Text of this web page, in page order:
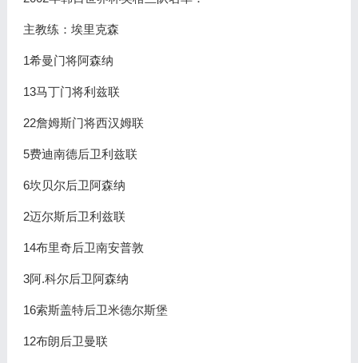
主教练：埃里克森
1希曼门将阿森纳
13马丁门将利兹联
22詹姆斯门将西汉姆联
5费迪南德后卫利兹联
6坎贝尔后卫阿森纳
2迈尔斯后卫利兹联
14布里奇后卫南安普敦
3阿.科尔后卫阿森纳
16索斯盖特后卫米德尔斯堡
12布朗后卫曼联